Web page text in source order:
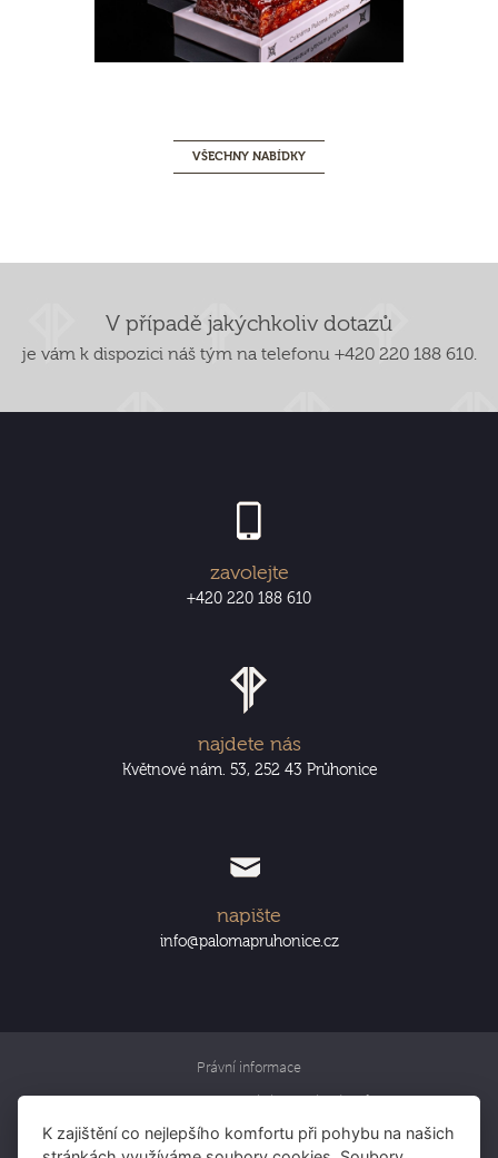
VŠECHNY NABÍDKY
V případě jakýchkoliv dotazů
je vám k dispozici náš tým na telefonu +420 220 188 610.
zavolejte
+420 220 188 610
najdete nás
Květnové nám. 53, 252 43 Průhonice
napište
info@palomapruhonice.cz
Právní informace
Informace o zpracování osobních údajů
Rezervujte si pokoj
K zajištění co nejlepšího komfortu při pohybu na našich